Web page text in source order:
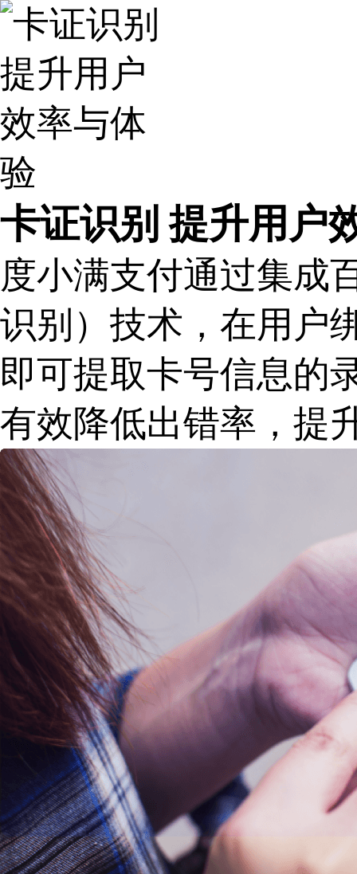
最
动
产
品
解
决
案
千
社
原
生
应
用
商
店
企
服
务
云
市
合
作
生
开
发
支
解
备
案
文
档
卡证识别 提升用户
度小满支付通过集成
识别）技术，在用户
即可提取卡号信息的
有效降低出错率，提